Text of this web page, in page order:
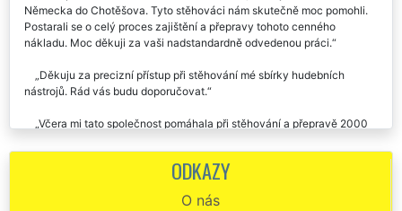
Německa do Chotěšova. Tyto stěhováci nám skutečně moc pomohli.
Postarali se o celý proces zajištění a přepravy tohoto cenného
nákladu. Moc děkuji za vaši nadstandardně odvedenou práci.
Děkuju za precizní přístup při stěhování mé sbírky hudebních
nástrojů. Rád vás budu doporučovat.
Včera mi tato společnost pomáhala při stěhování a přepravě 2000
opatrnost a šetrnost, kterou mi chlapi z této stěhovací firmy věnovali.
Vše jsme přepravili v naprostém pořádku aniž by se některý z modelů
ODKAZY
O nás